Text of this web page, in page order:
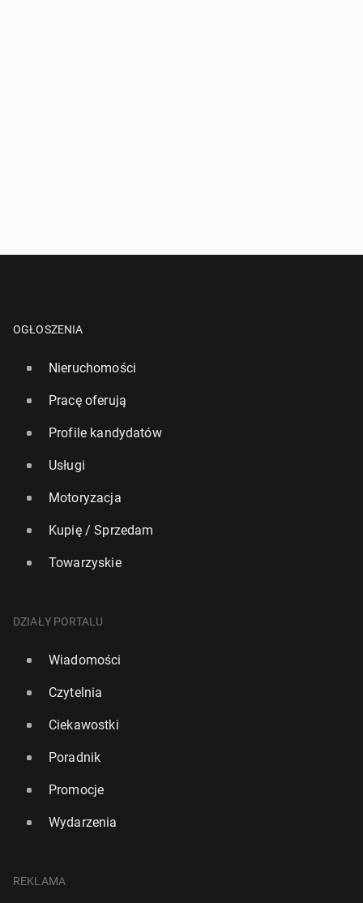
OGŁOSZENIA
Nieruchomości
Pracę oferują
Profile kandydatów
Usługi
Motoryzacja
Kupię / Sprzedam
Towarzyskie
DZIAŁY PORTALU
Wiadomości
Czytelnia
Ciekawostki
Poradnik
Promocje
Wydarzenia
REKLAMA